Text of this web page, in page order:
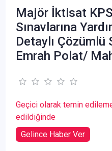
Majör İktisat
Sınavlarına
Detaylı Çözümlü
Emrah Polat/
Geçici olarak temin
edildiğinde
Gelince Haber Ver